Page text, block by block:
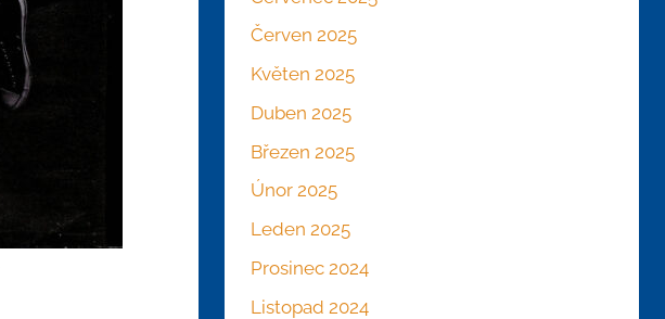
Červen 2025
Květen 2025
Duben 2025
Březen 2025
Únor 2025
Leden 2025
Prosinec 2024
Listopad 2024